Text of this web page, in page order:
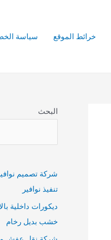
خرائط الموقع سياسة
البحث
تنفيذ نوافير
خشب بديل رخام